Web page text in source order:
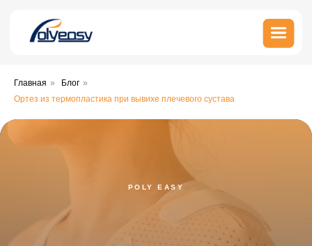
Главная » Блог »
Ортез из термопластика при вывихе плечевого сустава
POLY EASY